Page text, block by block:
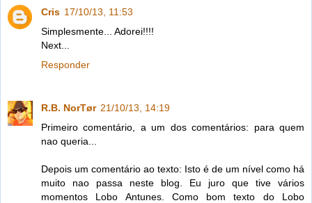
Cris 17/10/13, 11:53
Simplesmente... Adorei!!!!
Next...
Responder
R.B. NorTør 21/10/13, 14:19
Primeiro comentário, a um dos comentários: para quem
nao queria...
Depois um comentário ao texto: Isto é de um nível como há
muito nao passa neste blog. Eu juro que tive vários
momentos Lobo Antunes. Como bom texto do Lobo